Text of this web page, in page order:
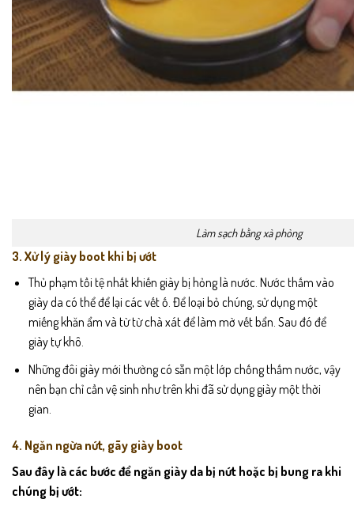
Làm sạch bằng xà phòng
3. Xử lý giày boot khi bị ướt
Thủ phạm tồi tệ nhất khiến giày bị hỏng là nước. Nước thấm vào
giày da có thể để lại các vết ố. Để loại bỏ chúng, sử dụng một
miếng khăn ẩm và từ từ chà xát để làm mờ vết bẩn. Sau đó để
giày tự khô.
Những đôi giày mới thường có sẵn một lớp chống thấm nước, vậy
nên bạn chỉ cần vệ sinh như trên khi đã sử dụng giày một thời
gian.
4. Ngăn ngừa nứt, gãy giày boot
Sau đây là các bước để ngăn giày da bị nứt hoặc bị bung ra khi
chúng bị ướt: